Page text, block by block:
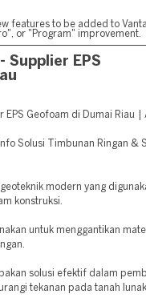
features to be added to
or "Program" improvement.
Supplier EPS
Geofoam di Dumai Riau |
Solusi Timbunan Ringan &
modern yang
konstruksi.
untuk menggantikan
solusi efektif dalam
tekanan pada tanah